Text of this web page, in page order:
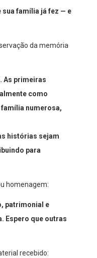
sua família já fez — e
da memória
As primeiras
como
numerosa,
histórias sejam
para
homenagem:
patrimonial e
Espero que outras
recebido: